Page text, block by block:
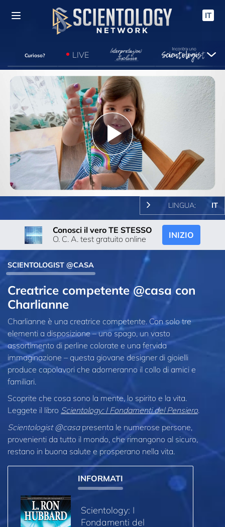
IT
Curioso? LIVE
Play
Video
LINGUA: IT
Conosci il vero TE STESSO
O. C. A. test gratuito online
INIZIO
SCIENTOLOGIST @CASA
Creatrice competente @casa con
Charlianne
Charlianne è una creatrice competente. Con solo tre
elementi a disposizione – uno spago, un vasto
assortimento di perline colorate e una fervida
immaginazione – questa giovane designer di gioielli
produce capolavori che adorneranno il collo di amici e
familiari.
Scoprite che cosa sono la mente, lo spirito e la vita.
Leggete il libro Scientology: I Fondamenti del Pensiero.
Scientologist @casapresenta le numerose persone,
provenienti da tutto il mondo, che rimangono al sicuro,
restano in buona salute e prosperano nella vita.
INFORMATI
Scientology: I
Fondamenti del